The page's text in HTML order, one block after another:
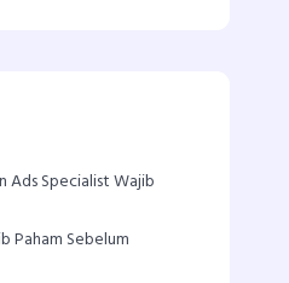
Ads Specialist Wajib
Paham Sebelum